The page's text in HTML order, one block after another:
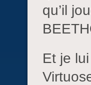
qu’il
Et je